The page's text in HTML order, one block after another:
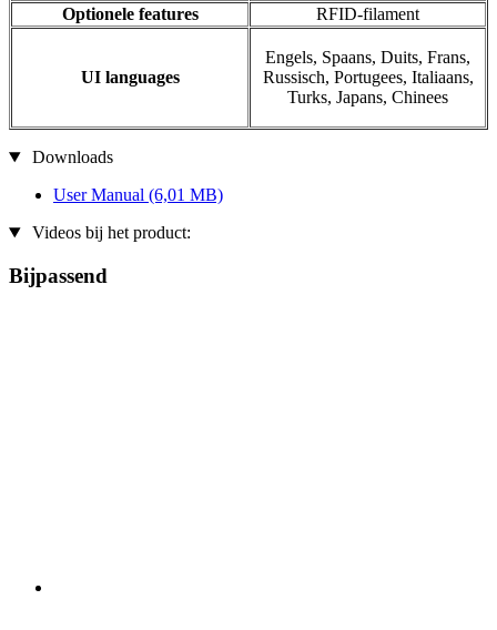
Optionele features
RFID-filament
UI languages
Engels, Spaans, Duits, Frans,
Russisch, Portugees, Italiaans,
Turks, Japans, Chinees
Downloads
User Manual (6,01 MB)
Videos bij het product:
Bijpassend